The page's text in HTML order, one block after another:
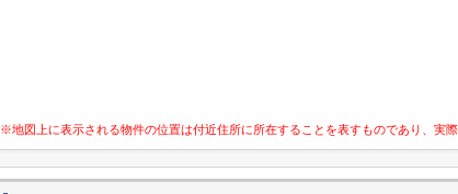
※地図上に表示される物件の位置は付近住所に所在することを表すものであり、実